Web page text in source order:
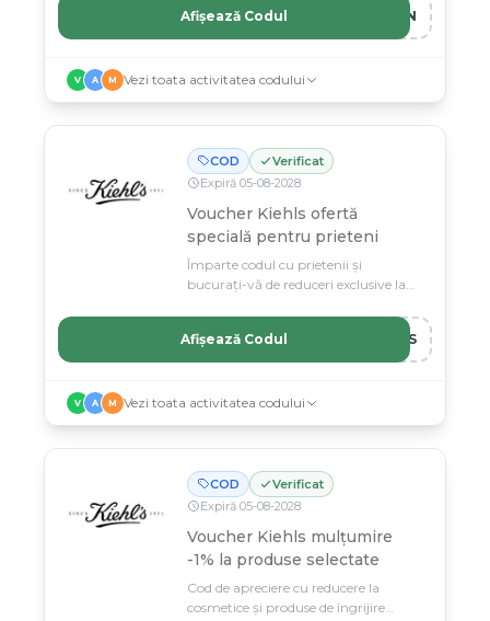
MEN
Afișează Codul
V A M Vezi toata activitatea codului
COD
Verificat
Expiră 05-08-2028
Voucher Kiehls ofertă
specială pentru prieteni
Împarte codul cu prietenii și
bucurați-vă de reduceri exclusive la
NDS
Afișează Codul
V A M Vezi toata activitatea codului
COD
Verificat
Expiră 05-08-2028
Voucher Kiehls mulțumire
-1% la produse selectate
Cod de apreciere cu reducere la
cosmetice și produse de îngrijire